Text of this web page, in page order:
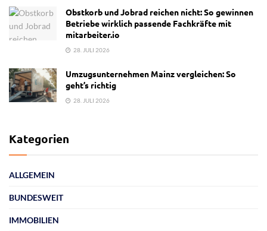
Obstkorb und Jobrad reichen nicht: So gewinnen
Betriebe wirklich passende Fachkräfte mit
mitarbeiter.io
28. JULI 2026
Umzugsunternehmen Mainz vergleichen: So
geht’s richtig
28. JULI 2026
Kategorien
ALLGEMEIN
BUNDESWEIT
IMMOBILIEN